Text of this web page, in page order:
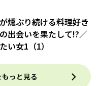
燻ぶり続ける料理好き
出会いを果たして!?／
い女1（1）
っと見る